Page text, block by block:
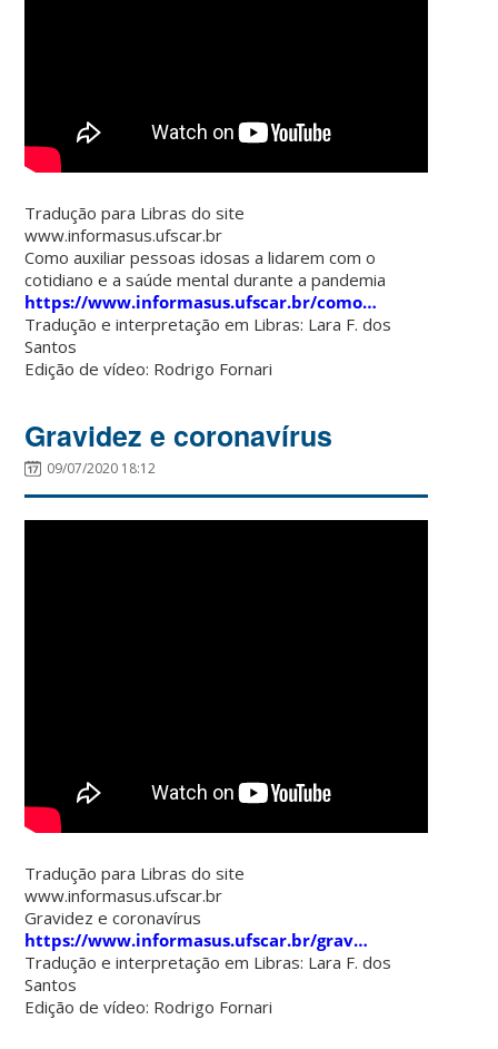
Tradução para Libras do site
www.informasus.ufscar.br
Como auxiliar pessoas idosas a lidarem com o
cotidiano e a saúde mental durante a pandemia
https://www.informasus.ufscar.br/como…
Tradução e interpretação em Libras: Lara F. dos
Santos
Edição de vídeo: Rodrigo Fornari
Gravidez e coronavírus
09/07/2020 18:12
Tradução para Libras do site
www.informasus.ufscar.br
Gravidez e coronavírus
https://www.informasus.ufscar.br/grav…
Tradução e interpretação em Libras: Lara F. dos
Santos
Edição de vídeo: Rodrigo Fornari